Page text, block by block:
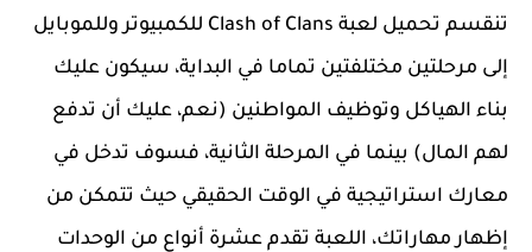
تنقسم تحميل لعبة Clash of Clans للكمبيوتر وللموبايل
إلى مرحلتين مختلفتين تماما في البداية، سيكون عليك
بناء الهياكل وتوظيف المواطنين (نعم، عليك أن تدفع
لهم المال) بينما في المرحلة الثانية، فسوف تدخل في
معارك استراتيجية في الوقت الحقيقي حيث تتمكن من
إظهار مهاراتك، اللعبة تقدم عشرة أنواع من الوحدات